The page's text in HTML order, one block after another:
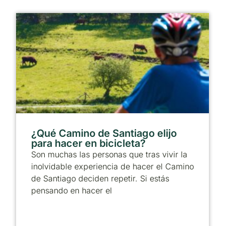
¿Qué Camino de Santiago elijo
para hacer en bicicleta?
Son muchas las personas que tras vivir la
inolvidable experiencia de hacer el Camino
de Santiago deciden repetir. Si estás
pensando en hacer el